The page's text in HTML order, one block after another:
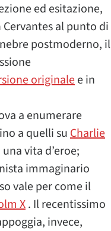
ed esitazione,
al punto di
postmoderno, il
originalee in
a enumerare
a quelli suCharlie
vita d’eroe;
immaginario
vale per come il
X. Il recentissimo
invece,